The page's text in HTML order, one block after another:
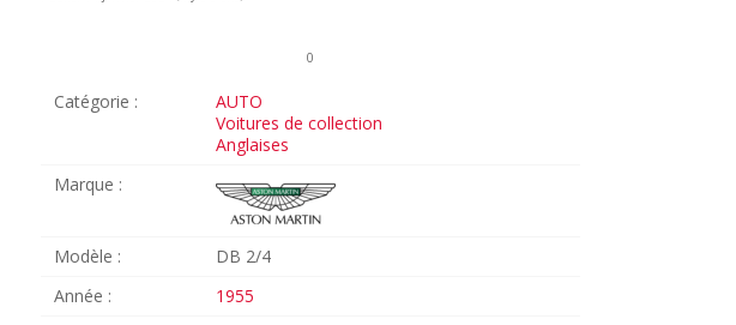
0
Catégorie :
AUTO
Voitures de collection
Anglaises
Marque :
Modèle :
DB 2/4
Année :
1955